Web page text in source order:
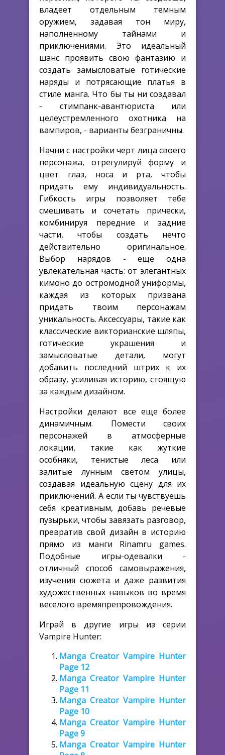
владеет отдельным темным
оружием, задавая тон миру,
наполненному тайнами и
приключениями. Это идеальный
шанс проявить свою фантазию и
создать замысловатые готические
наряды и потрясающие платья в
стиле манга. Что бы ты ни создавал
- стимпанк-авантюриста или
целеустремленного охотника на
вампиров, - варианты безграничны.
Начни с настройки черт лица своего
персонажа, отрегулируй форму и
цвет глаз, носа и рта, чтобы
придать ему индивидуальность.
Гибкость игры позволяет тебе
смешивать и сочетать прически,
комбинируя передние и задние
части, чтобы создать нечто
действительно оригинальное.
Выбор нарядов - еще одна
увлекательная часть: от элегантных
кимоно до остромодной униформы,
каждая из которых призвана
придать твоим персонажам
уникальность. Аксессуары, такие как
классические викторианские шляпы,
готические украшения и
замысловатые детали, могут
добавить последний штрих к их
образу, усиливая историю, стоящую
за каждым дизайном.
Настройки делают все еще более
динамичным. Помести своих
персонажей в атмосферные
локации, такие как жуткие
особняки, тенистые леса или
залитые лунным светом улицы,
создавая идеальную сцену для их
приключений. А если ты чувствуешь
себя креативным, добавь речевые
пузырьки, чтобы завязать разговор,
превратив свой дизайн в историю
прямо из манги Rinamru games.
Подобные игры-одевалки -
отличный способ самовыражения,
изучения сюжета и даже развития
художественных навыков во время
веселого времяпрепровождения.
Играй в другие игры из серии
Vampire Hunter:
Manga Creator Vampire Hunter
Page 12
Manga Creator Vampire Hunter
Page 11
Manga Creator Vampire Hunter
Page 10
Manga Creator Vampire Hunter
Page 9
Manga Creator Vampire Hunter